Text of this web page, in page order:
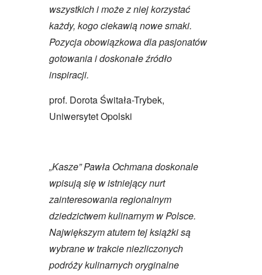
wszystkich i może z niej korzystać
każdy, kogo ciekawią nowe smaki.
Pozycja obowiązkowa dla pasjonatów
gotowania i doskonałe źródło
inspiracji.
prof. Dorota Świtała-Trybek,
Uniwersytet Opolski
„Kasze” Pawła Ochmana doskonale
wpisują się w istniejący nurt
zainteresowania regionalnym
dziedzictwem kulinarnym w Polsce.
Największym atutem tej książki są
wybrane w trakcie niezliczonych
podróży kulinarnych oryginalne